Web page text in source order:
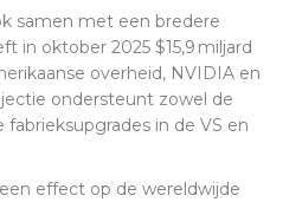
samen met een bredere
in oktober 2025 $15,9 miljard
overheid, NVIDIA en
ondersteunt zowel de
fabrieksupgrades in de VS en
effect op de wereldwijde